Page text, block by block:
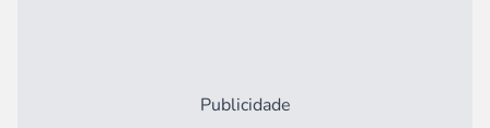
Publicidade